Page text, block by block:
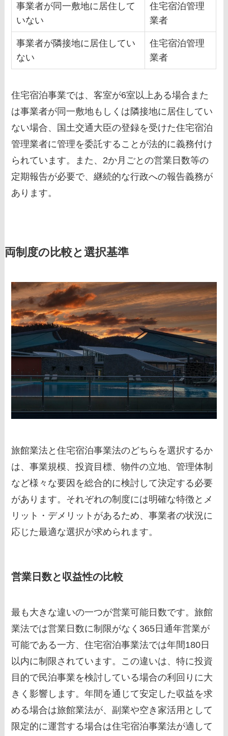
事業者が同一敷地に居住して
いない
住宅宿泊管理
業者
事業者が隣接地に居住してい
ない
住宅宿泊管理
業者
住宅宿泊事業では、客室が6室以上ある場合また
は事業者が同一敷地もしくは隣接地に居住してい
ない場合、国土交通大臣の登録を受けた住宅宿泊
管理業者に管理を委託することが法的に義務付け
られています。また、2か月ごとの営業日数等の
定期報告が必要で、継続的な行政への報告義務が
あります。
両制度の比較と選択基準
旅館業法と住宅宿泊事業法のどちらを選択するか
は、事業規模、投資目標、物件の立地、管理体制
など様々な要因を総合的に検討して決定する必要
があります。それぞれの制度には明確な特徴とメ
リット・デメリットがあるため、事業者の状況に
応じた最適な選択が求められます。
営業日数と収益性の比較
最も大きな違いの一つが営業可能日数です。旅館
業法では営業日数に制限がなく365日通年営業が
可能である一方、住宅宿泊事業法では年間180日
以内に制限されています。この違いは、特に投資
目的で民泊事業を検討している場合の利回りに大
きく影響します。年間を通じて安定した収益を求
める場合は旅館業法が、副業や空き家活用として
限定的に運営する場合は住宅宿泊事業法が適して